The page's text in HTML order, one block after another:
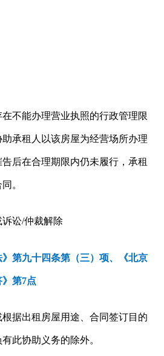
不能办理营业执照的行政管理限
承租人以该房屋为经营场所办理
后在合理期限内仍未履行，承租
。
诉讼/仲裁解除
》第九十四条第（三）项、《北京
》第7点
据出租房屋用途、合同签订目的
此协助义务的除外。